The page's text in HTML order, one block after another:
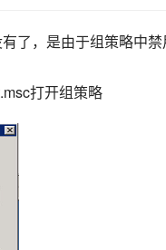
了，是由于组策略中
打开组策略